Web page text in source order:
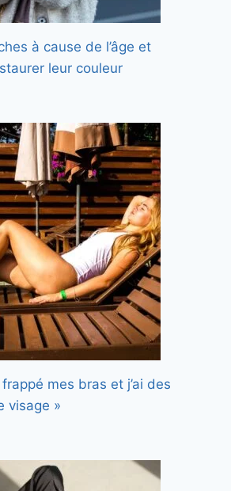
à cause de l’âge et
leur couleur
mes bras et j’ai des
visage »